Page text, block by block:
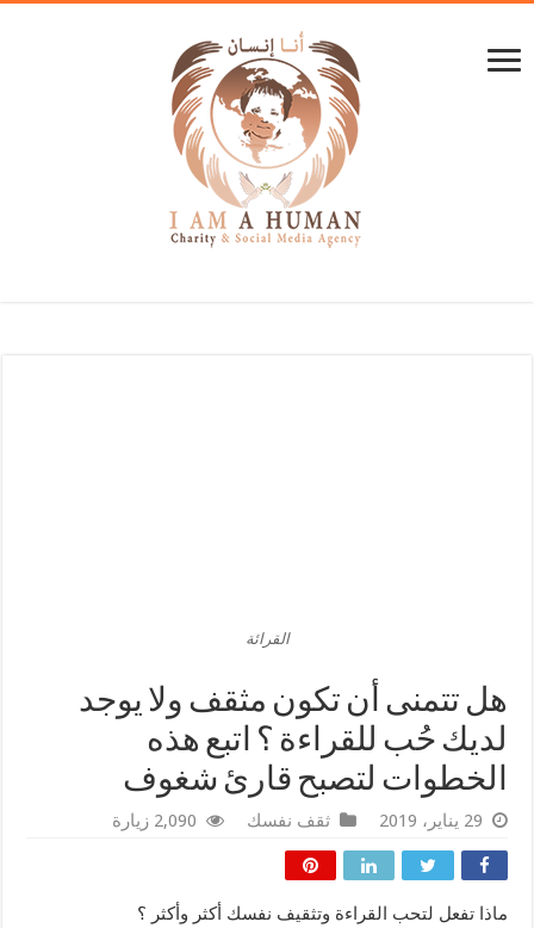
القرائة
هل تتمنى أن تكون مثقف ولا يوجد
لديك حُب للقراءة ؟ اتبع هذه
الخطوات لتصبح قارئ شغوف
29 يناير، 2019 ثقف نفسك 2,090 زيارة
ماذا تفعل لتحب القراءة وتثقيف نفسك أكثر وأكثر ؟